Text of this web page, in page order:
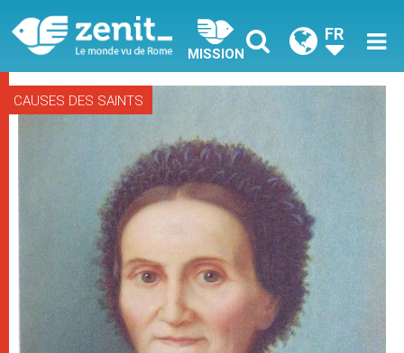
MISSION
FR
CAUSES DES SAINTS